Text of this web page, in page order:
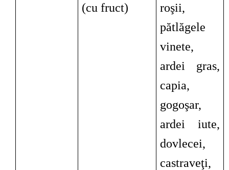
(cu fruct)
roşii,
pătlăgele
vinete,
ardei gras,
capia,
gogoşar,
ardei iute,
dovlecei,
castraveţi,